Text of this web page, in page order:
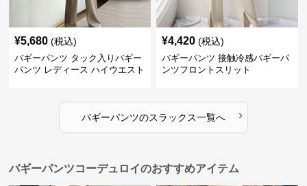
¥5,680 (税込)
バギーパンツ タック入りバギー
パンツ レディース ハイウエスト
¥4,420 (税込)
バギーパンツ 接触冷感バギーパ
ンツフロントスリット
バギーパンツのスラックス一覧へ ›
バギーパンツコーデュロイのおすすめアイテム